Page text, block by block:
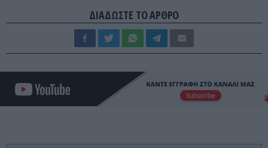
ΔΙΑΔΩΣΤΕ ΤΟ ΑΡΘΡΟ